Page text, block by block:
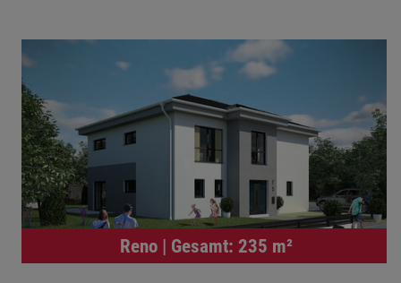
Reno | Gesamt: 235 m²